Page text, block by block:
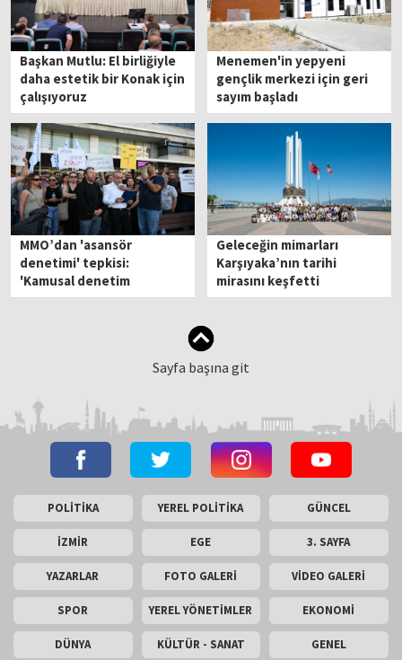
Başkan Mutlu: El birliğiyle
daha estetik bir Konak için
çalışıyoruz
Menemen'in yepyeni
gençlik merkezi için geri
sayım başladı
MMO’dan 'asansör
denetimi' tepkisi:
'Kamusal denetim
özelleştirilemez'
Geleceğin mimarları
Karşıyaka’nın tarihi
mirasını keşfetti
Sayfa başına git
POLİTİKA YEREL POLİTİKA GÜNCEL
İZMİR EGE 3. SAYFA
YAZARLAR FOTO GALERİ VİDEO GALERİ
SPOR YEREL YÖNETİMLER EKONOMİ
DÜNYA KÜLTÜR - SANAT GENEL